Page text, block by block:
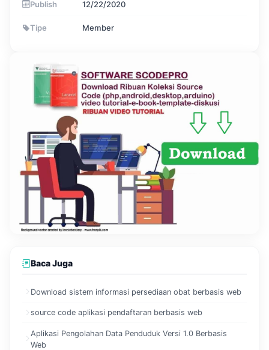
Publish 12/22/2020
Tipe Member
Baca Juga
Download sistem informasi persediaan obat berbasis web
source code aplikasi pendaftaran berbasis web
Aplikasi Pengolahan Data Penduduk Versi 1.0 Berbasis
Web